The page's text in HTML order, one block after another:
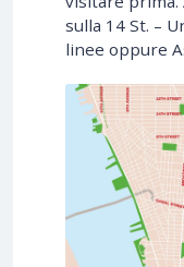
sulla 14 St. –
linee oppure